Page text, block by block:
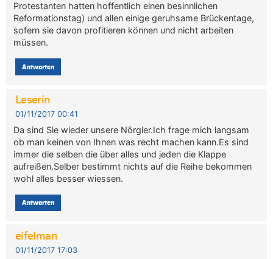
Protestanten hatten hoffentlich einen besinnlichen
Reformationstag) und allen einige geruhsame Brückentage,
sofern sie davon profitieren können und nicht arbeiten
müssen.
Antworten
Leserin
01/11/2017 00:41
Da sind Sie wieder unsere Nörgler.Ich frage mich langsam
ob man keinen von Ihnen was recht machen kann.Es sind
immer die selben die über alles und jeden die Klappe
aufreißen.Selber bestimmt nichts auf die Reihe bekommen
wohl alles besser wiessen.
Antworten
eifelman
01/11/2017 17:03